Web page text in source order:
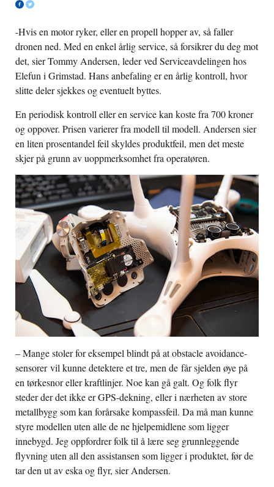
-Hvis en motor ryker, eller en propell hopper av, så faller
dronen ned. Med en enkel årlig service, så forsikrer du deg mot
det, sier Tommy Andersen, leder ved Serviceavdelingen hos
Elefun i Grimstad. Hans anbefaling er en årlig kontroll, hvor
slitte deler sjekkes og eventuelt byttes.
En periodisk kontroll eller en service kan koste fra 700 kroner
og oppover. Prisen varierer fra modell til modell. Andersen sier
en liten prosentandel feil skyldes produktfeil, men det meste
skjer på grunn av uoppmerksomhet fra operatøren.
– Mange stoler for eksempel blindt på at obstacle avoidance-
sensorer vil kunne detektere et tre, men de får sjelden øye på
en tørkesnor eller kraftlinjer. Noe kan gå galt. Og folk flyr
steder der det ikke er GPS-dekning, eller i nærheten av store
metallbygg som kan forårsake kompassfeil. Da må man kunne
styre modellen uten alle de ne hjelpemidlene som ligger
innebygd. Jeg oppfordrer folk til å lære seg grunnleggende
flyvning uten all den assistansen som ligger i produktet, før de
tar den ut av eska og flyr, sier Andersen.